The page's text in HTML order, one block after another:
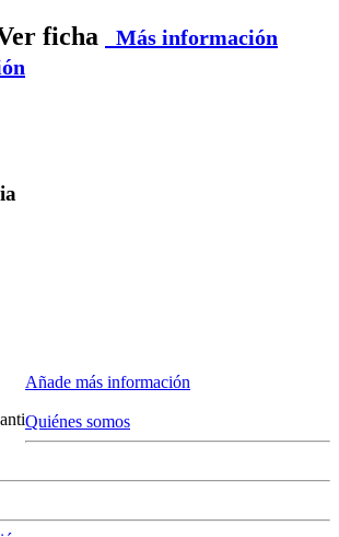
ficha
Más información
Añade más información
Quiénes somos